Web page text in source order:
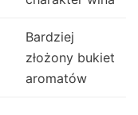
Bardziej
złożony bukiet
aromatów